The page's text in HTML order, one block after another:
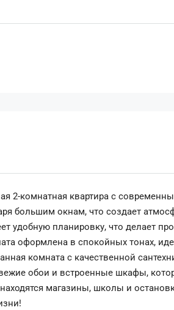
2-комнатная квартира с
большим окнам, что создает
удобную планировку, что делает
оформлена в спокойных тонах,
комната с качественной
обои и встроенные шкафы,
магазины, школы и